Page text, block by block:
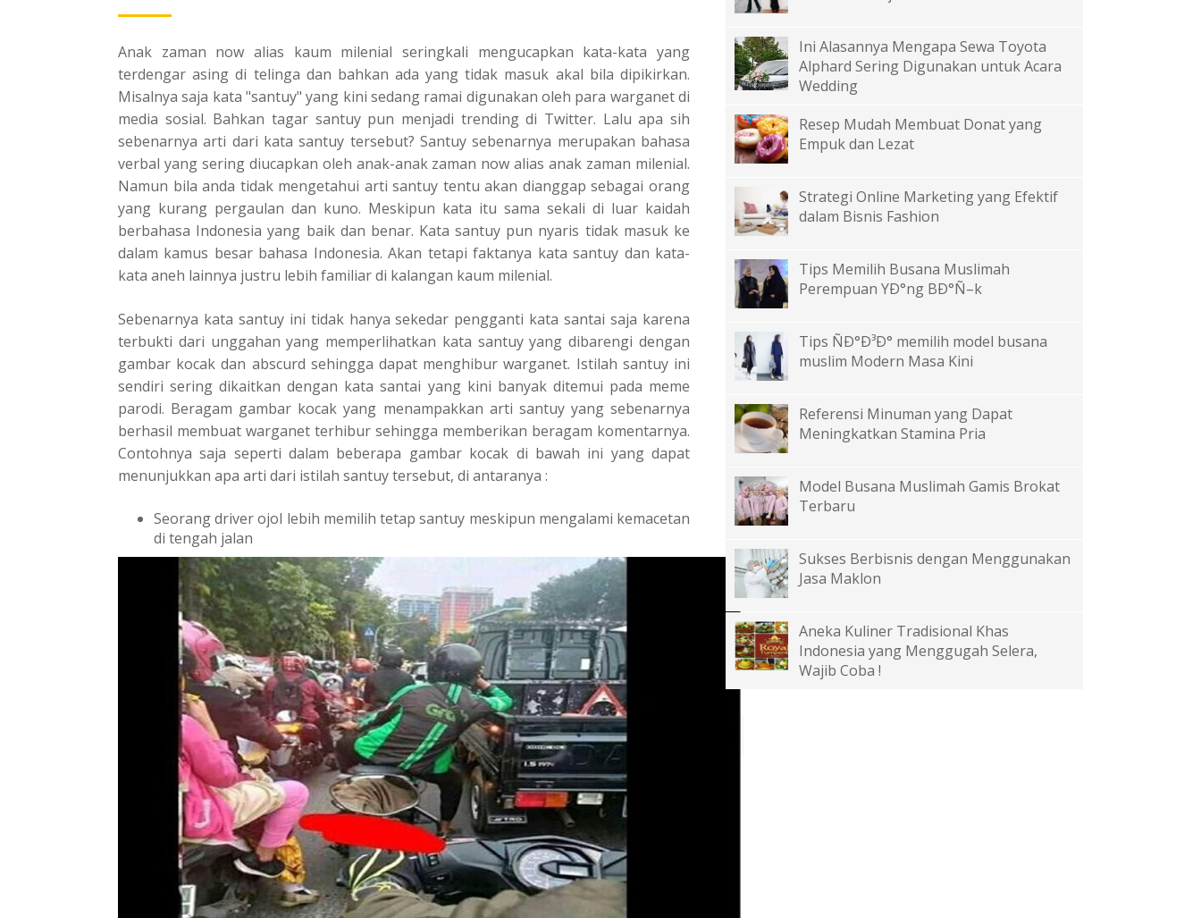
Anak zaman now alias kaum milenial seringkali mengucapkan kata-kata yang
terdengar asing di telinga dan bahkan ada yang tidak masuk akal bila dipikirkan.
Misalnya saja kata "santuy" yang kini sedang ramai digunakan oleh para warganet di
media sosial. Bahkan tagar santuy pun menjadi trending di Twitter. Lalu apa sih
sebenarnya arti dari kata santuy tersebut? Santuy sebenarnya merupakan bahasa
verbal yang sering diucapkan oleh anak-anak zaman now alias anak zaman milenial.
Namun bila anda tidak mengetahui arti santuy tentu akan dianggap sebagai orang
yang kurang pergaulan dan kuno. Meskipun kata itu sama sekali di luar kaidah
berbahasa Indonesia yang baik dan benar. Kata santuy pun nyaris tidak masuk ke
dalam kamus besar bahasa Indonesia. Akan tetapi faktanya kata santuy dan kata-
kata aneh lainnya justru lebih familiar di kalangan kaum milenial.
Sebenarnya kata santuy ini tidak hanya sekedar pengganti kata santai saja karena
terbukti dari unggahan yang memperlihatkan kata santuy yang dibarengi dengan
gambar kocak dan abscurd sehingga dapat menghibur warganet. Istilah santuy ini
sendiri sering dikaitkan dengan kata santai yang kini banyak ditemui pada meme
parodi. Beragam gambar kocak yang menampakkan arti santuy yang sebenarnya
berhasil membuat warganet terhibur sehingga memberikan beragam komentarnya.
Contohnya saja seperti dalam beberapa gambar kocak di bawah ini yang dapat
menunjukkan apa arti dari istilah santuy tersebut, di antaranya :
Seorang driver ojol lebih memilih tetap santuy meskipun mengalami kemacetan
di tengah jalan
Ini Alasannya Mengapa Sewa Toyota
Alphard Sering Digunakan untuk Acara
Wedding
Resep Mudah Membuat Donat yang
Empuk dan Lezat
Strategi Online Marketing yang Efektif
dalam Bisnis Fashion
Tips Memilih Busana Muslimah
Perempuan YÐ°ng BÐ°Ñ–k
Tips ÑÐ°Ð³Ð° memilih model busana
muslim Modern Masa Kini
Referensi Minuman yang Dapat
Meningkatkan Stamina Pria
Model Busana Muslimah Gamis Brokat
Terbaru
Sukses Berbisnis dengan Menggunakan
Jasa Maklon
Aneka Kuliner Tradisional Khas
Indonesia yang Menggugah Selera,
Wajib Coba !